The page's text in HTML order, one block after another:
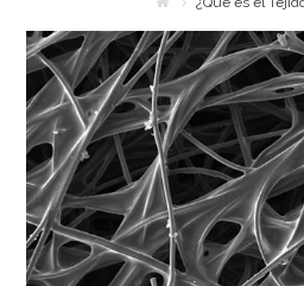
Sobre nosotros
Categorías
Espacios saludables
Bienestar personal
Higiene profesional
Medio ambiente